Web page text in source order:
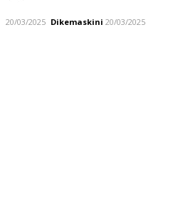
20/03/2025 Dikemaskini 20/03/2025